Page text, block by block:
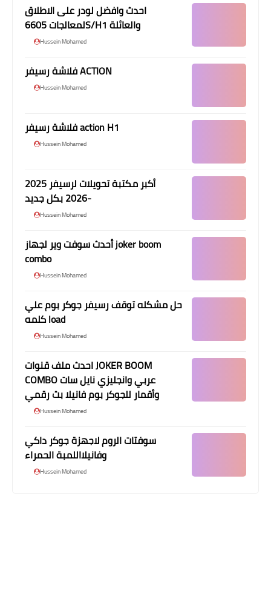
احدث وافضل لودر على الاطلاق
لمعالجات 6605S/H1 والعائلة
Hussein Mohamed
فلاشة رسيفر ACTION
Hussein Mohamed
فلاشة رسيفر action H1
Hussein Mohamed
أكبر مكتبة تحويلات لرسيفر 2025
-2026 بكل جديد
Hussein Mohamed
أحدث سوفت وير لجهاز joker boom
combo
Hussein Mohamed
حل مشكله توقف رسيفر جوكر بوم علي
كلمه load
Hussein Mohamed
احدث ملف قنوات JOKER BOOM
COMBO عربي وانجليزي نايل سات
وأقمار للجوكر بوم فانيلا بث رقمي
Hussein Mohamed
سوفتات الروم لاجهزة جوكر داكي
وفانيلااللمبة الحمراء
Hussein Mohamed